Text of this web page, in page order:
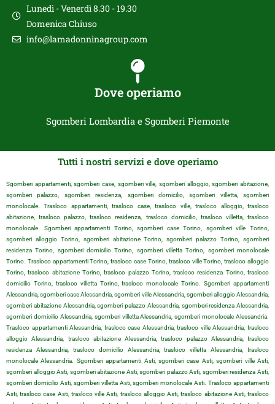
Lunedì - Venerdì 8.30 - 19.30
Domenica Chiuso
info@lamadonninagroup.com
Dove operiamo
Sgomberi Lombardia e Sgomberi Piemonte
Tutti i nostri servizi e dove operiamo
Sgomberi appartamenti, sgomberi case, sgomberi ville, sgomberi alloggio, sgomberi abitazione,
sgomberi palazzo, sgomberi residenza, sgomberi domicilio, sgomberi villetta, sgomberi
monolocale. Trasloco appartamenti, trasloco case, trasloco ville, trasloco alloggio, trasloco
abitazione, trasloco palazzo, trasloco residenza, trasloco domicilio, trasloco villetta, trasloco
monolocale. Sgomberi appartamenti Torino, sgomberi case Torino, sgomberi ville Torino,
sgomberi alloggio Torino, sgomberi abitazione Torino, sgomberi palazzo Torino, sgomberi
residenza Torino, sgomberi domicilio Torino, sgomberi villetta Torino, sgomberi monolocale
Torino. Trasloco appartamenti Torino, trasloco case Torino, trasloco ville Torino, trasloco alloggio
Torino, trasloco abitazione Torino, trasloco palazzo Torino, trasloco residenza Torino, trasloco
domicilio Torino, trasloco villetta Torino, trasloco monolocale Torino. Sgomberi appartamenti
Alessandria, sgomberi case Alessandria, sgomberi ville Alessandria, sgomberi alloggio Alessandria,
sgomberi abitazione Alessandria, sgomberi palazzo Alessandria, sgomberi residenza Alessandria,
sgomberi domicilio Alessandria, sgomberi villetta Alessandria, sgomberi monolocale Alessandria.
Trasloco appartamenti Alessandria, trasloco case Alessandria, trasloco ville Alessandria, trasloco
alloggio Alessandria, trasloco abitazione Alessandria, trasloco palazzo Alessandria, trasloco
residenza Alessandria, trasloco domicilio Alessandria, trasloco villetta Alessandria, trasloco
monolocale Alessandria. Sgomberi appartamenti Asti, sgomberi case Asti, sgomberi ville Asti,
sgomberi alloggio Asti, sgomberi abitazione Asti, sgomberi palazzo Asti, sgomberi residenza Asti,
sgomberi domicilio Asti, sgomberi villetta Asti, sgomberi monolocale Asti. Trasloco appartamenti
Asti, trasloco case Asti, trasloco ville Asti, trasloco alloggio Asti, trasloco abitazione Asti, trasloco